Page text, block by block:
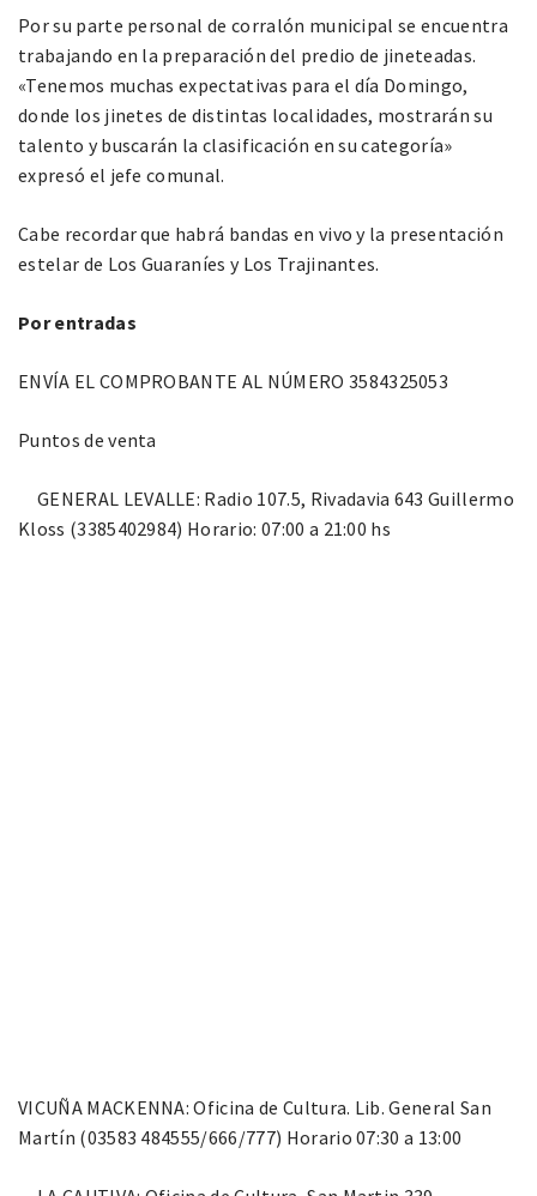
Por su parte personal de corralón municipal se encuentra
trabajando en la preparación del predio de jineteadas.
«Tenemos muchas expectativas para el día Domingo,
donde los jinetes de distintas localidades, mostrarán su
talento y buscarán la clasificación en su categoría»
expresó el jefe comunal.
Cabe recordar que habrá bandas en vivo y la presentación
estelar de Los Guaraníes y Los Trajinantes.
Por entradas
ENVÍA EL COMPROBANTE AL NÚMERO 3584325053
Puntos de venta
GENERAL LEVALLE: Radio 107.5, Rivadavia 643 Guillermo
Kloss (3385402984) Horario: 07:00 a 21:00 hs
VICUÑA MACKENNA: Oficina de Cultura. Lib. General San
Martín (03583 484555/666/777) Horario 07:30 a 13:00